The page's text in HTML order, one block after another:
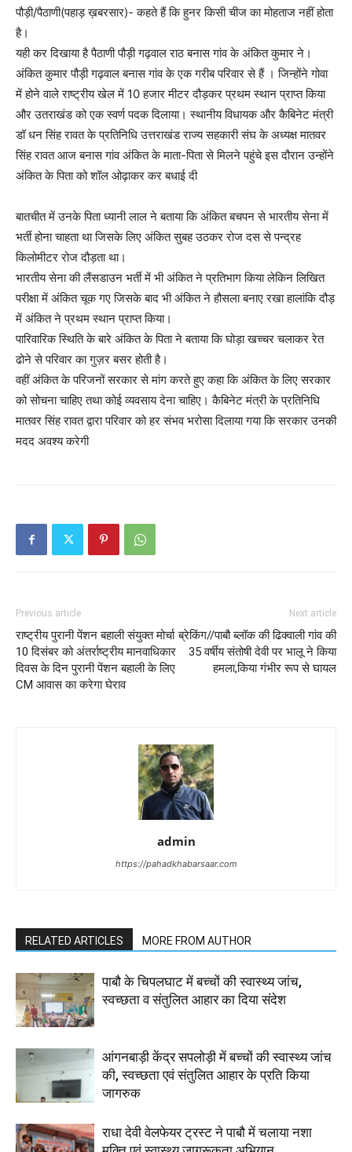
पौड़ी/पैठाणी(पहाड़ ख़बरसार)- कहते हैं कि हुनर किसी चीज का मोहताज नहीं होता
है।
यही कर दिखाया है पैठाणी पौड़ी गढ़वाल राठ बनास गांव के अंकित कुमार ने।
अंकित कुमार पौड़ी गढ़वाल बनास गांव के एक गरीब परिवार से हैं । जिन्होंने गोवा
में होने वाले राष्ट्रीय खेल में 10 हजार मीटर दौड़कर प्रथम स्थान प्राप्त किया
और उतराखंड को एक स्वर्ण पदक दिलाया। स्थानीय विधायक और कैबिनेट मंत्री
डॉ धन सिंह रावत के प्रतिनिधि उत्तराखंड राज्य सहकारी संघ के अध्यक्ष मातवर
सिंह रावत आज बनास गांव अंकित के माता-पिता से मिलने पहुंचे इस दौरान उन्होंने
अंकित के पिता को शॉल ओढ़ाकर कर बधाई दी
बातचीत में उनके पिता ध्यानी लाल ने बताया कि अंकित बचपन से भारतीय सेना में
भर्ती होना चाहता था जिसके लिए अंकित सुबह उठकर रोज दस से पन्द्रह
किलोमीटर रोज दौड़ता था।
भारतीय सेना की लैंसडाउन भर्ती में भी अंकित ने प्रतिभाग किया लेकिन लिखित
परीक्षा में अंकित चूक गए जिसके बाद भी अंकित ने हौसला बनाए रखा हालांकि दौड़
में अंकित ने प्रथम स्थान प्राप्त किया।
पारिवारिक स्थिति के बारे अंकित के पिता ने बताया कि घोड़ा खच्चर चलाकर रेत
ढोने से परिवार का गुज़र बसर होती है।
वहीं अंकित के परिजनों सरकार से मांग करते हुए कहा कि अंकित के लिए सरकार
को सोचना चाहिए तथा कोई व्यवसाय देना चाहिए। कैबिनेट मंत्री के प्रतिनिधि
मातवर सिंह रावत द्वारा परिवार को हर संभव भरोसा दिलाया गया कि सरकार उनकी
मदद अवश्य करेगी
Previous article
राष्ट्रीय पुरानी पेंशन बहाली संयुक्त मोर्चा
10 दिसंबर को अंतर्राष्ट्रीय मानवाधिकार
दिवस के दिन पुरानी पेंशन बहाली के लिए
CM आवास का करेगा घेराव
Next article
ब्रेकिंग//पाबौ ब्लॉक की ढिक्वाली गांव की
35 वर्षीय संतोषी देवी पर भालू ने किया
हमला,किया गंभीर रूप से घायल
admin
https://pahadkhabarsaar.com
RELATED ARTICLES MORE FROM AUTHOR
पाबौ के चिपलघाट में बच्चों की स्वास्थ्य जांच,
स्वच्छता व संतुलित आहार का दिया संदेश
आंगनबाड़ी केंद्र सपलोड़ी में बच्चों की स्वास्थ्य जांच
की, स्वच्छता एवं संतुलित आहार के प्रति किया
जागरुक
राधा देवी वेलफेयर ट्रस्ट ने पाबौ में चलाया नशा